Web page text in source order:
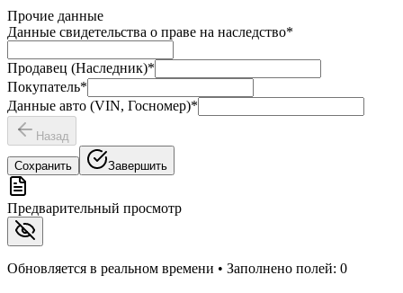
Прочие данные
Данные свидетельства о праве на наследство*
Продавец (Наследник)*
Покупатель*
Данные авто (VIN, Госномер)*
Назад
Сохранить Завершить
Предварительный просмотр
Обновляется в реальном времени • Заполнено полей: 0